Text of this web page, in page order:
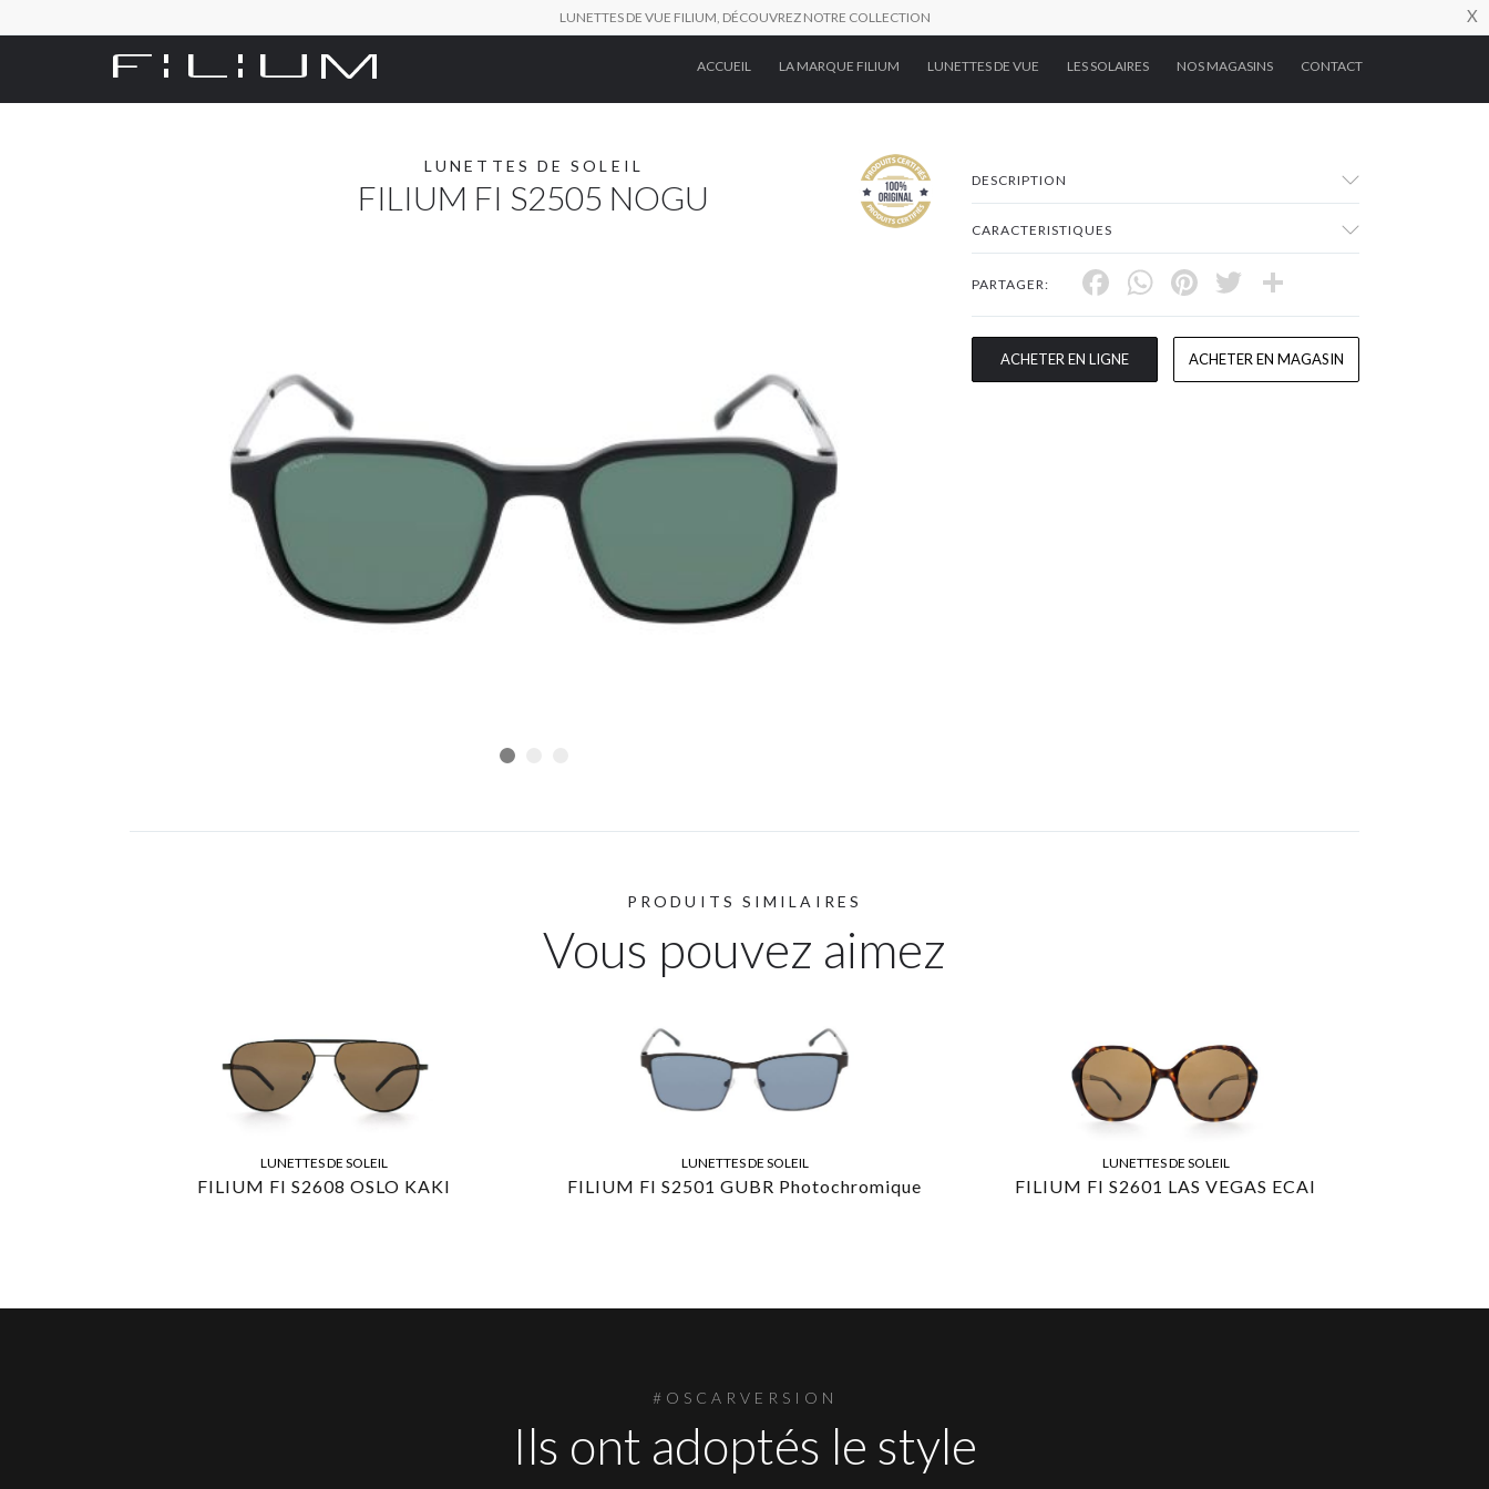
LUNETTES DE VUE FILIUM, DÉCOUVREZ NOTRE COLLECTION X
ACCUEIL LA MARQUE FILIUM LUNETTES DE VUE LES SOLAIRES NOS MAGASINS CONTACT
LUNETTES DE SOLEIL
FILIUM FI S2505 NOGU DESCRIPTION
CARACTERISTIQUES
PARTAGER: Facebook
WhatsApp
Pinterest
Twitter
ACHETER EN LIGNE ACHETER EN MAGASIN
PRODUITS SIMILAIRES
Vous pouvez aimez
LUNETTES DE SOLEIL
FILIUM FI S2608 OSLO KAKI
LUNETTES DE SOLEIL
FILIUM FI S2501 GUBR Photochromique
LUNETTES DE SOLEIL
FILIUM FI S2601 LAS VEGAS ECAI
#OSCARVERSION
Ils ont adoptés le style